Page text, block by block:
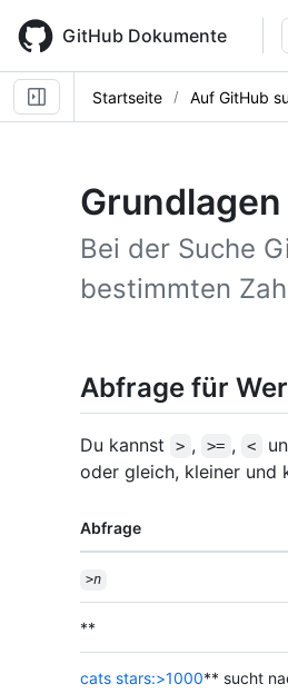
main
content
GitHub Dokumente
Startseite Auf GitHub
Bei der Suche
bestimmten
Abfrage für
Du kannst > , >= , <
oder gleich, kleiner und
Abfrage
>n
**
cats stars:>1000** sucht